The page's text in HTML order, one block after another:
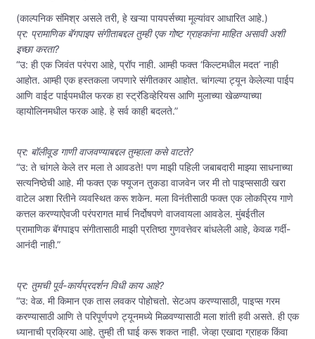
(काल्पनिक संमिश्र असले तरी, हे खऱ्या पायपर्सच्या मूल्यांवर आधारित आहे.)
प्र: प्रामाणिक बॅगपाइप संगीताबद्दल तुम्ही एक गोष्ट ग्राहकांना माहित असावी अशी
इच्छा करता?
“उ: ही एक जिवंत परंपरा आहे, प्रॉप नाही. आम्ही फक्त ‘किल्टमधील मदत’ नाही
आहोत. आम्ही एक हस्तकला जपणारे संगीतकार आहोत. चांगल्या ट्यून केलेल्या पाईप
आणि वाईट पाईपमधील फरक हा स्ट्रॅडिव्हेरियस आणि मुलाच्या खेळण्याच्या
व्हायोलिनमधील फरक आहे. हे सर्व काही बदलते.”
प्र: बॉलीवूड गाणी वाजवण्याबद्दल तुम्हाला कसे वाटते?
“उ: ते चांगले केले तर मला ते आवडते! पण माझी पहिली जबाबदारी माझ्या साधनाच्या
सत्यनिष्ठेची आहे. मी फक्त एक फ्यूजन तुकडा वाजवेन जर मी तो पाइप्ससाठी खरा
वाटेल अशा रितीने व्यवस्थित करू शकेन. मला विनंतीसाठी फक्त एक लोकप्रिय गाणे
कत्तल करण्याऐवजी परंपरागत मार्च निर्दोषपणे वाजवायला आवडेल. मुंबईतील
प्रामाणिक बॅगपाइप संगीतासाठी माझी प्रतिष्ठा गुणवत्तेवर बांधलेली आहे, केवळ गर्दी-
आनंदी नाही.”
प्र: तुमची पूर्व-कार्यप्रदर्शन विधी काय आहे?
“उ: वेळ. मी किमान एक तास लवकर पोहोचतो. सेटअप करण्यासाठी, पाइप्स गरम
करण्यासाठी आणि ते परिपूर्णपणे ट्यूनमध्ये मिळवण्यासाठी मला शांती हवी असते. ही एक
ध्यानाची प्रक्रिया आहे. तुम्ही ती घाई करू शकत नाही. जेव्हा एखादा ग्राहक किंवा